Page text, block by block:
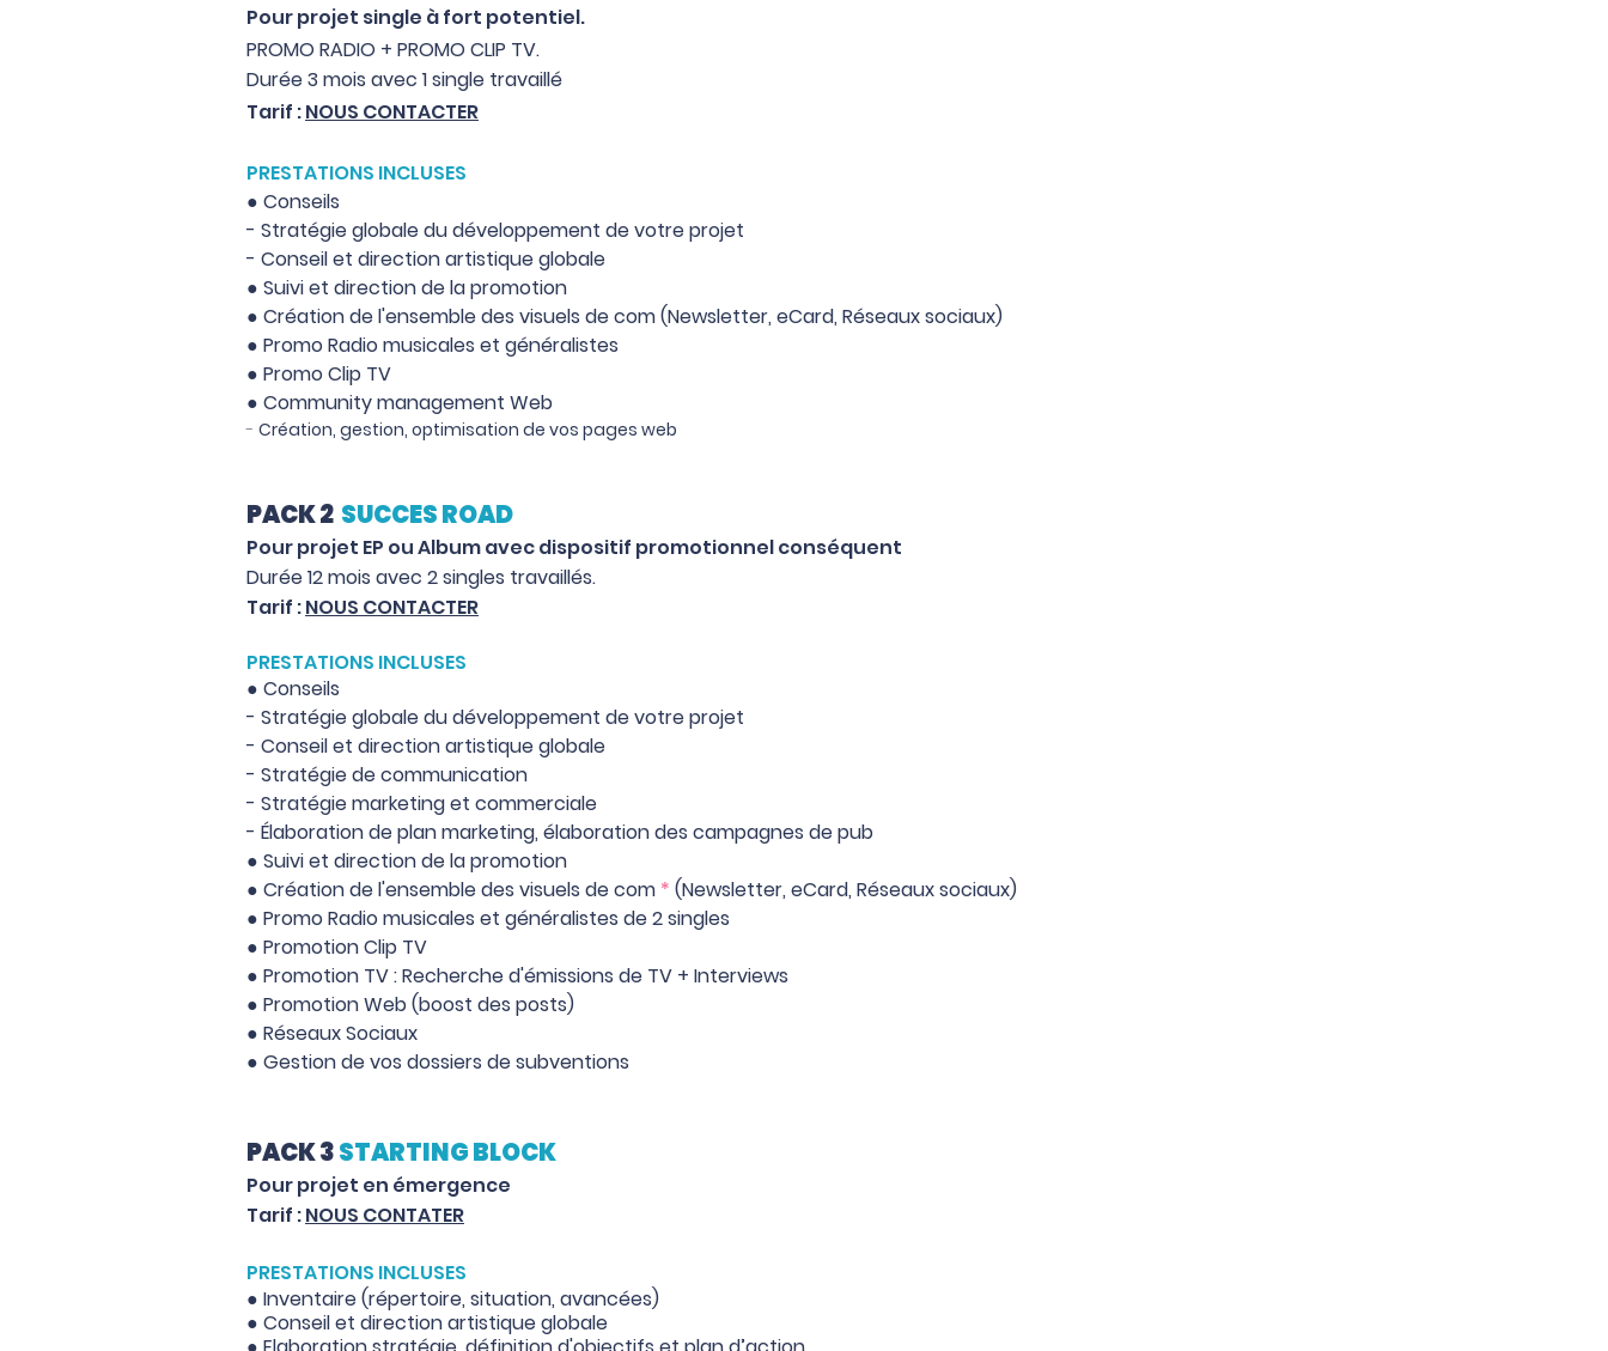
Pour projet single à fort potentiel.
PROMO RADIO + PROMO CLIP TV.
Durée 3 mois avec 1 single travaillé
Tarif :NOUS CONTACTER
PRESTATIONS INCLUSES
● Conseils
- Stratégie globale du développement de votre projet
- Conseil et direction artistique globale
● Suivi et direction de la promotion
● Création de l'ensemble des visuels de com(Newsletter, eCard, Réseaux sociaux)
● Promo Radio musicales et généralistes
● Promo Clip TV
● Community management Web​
- Création, gestion, optimisation de vos pages web
PACK 2 SUCCES ROAD
Pour projet EP ou Albumavec dispositif promotionnel conséquent
Durée 12 mois avec 2 singles travaillés.
Tarif :NOUS CONTACTER
PRESTATIONS INCLUSES
● Conseils
- Stratégie globale du développement de votre projet
- Conseil et direction artistique globale
- Stratégie de communication
- Stratégie marketing et commerciale
- Élaboration de plan marketing, élaboration des campagnes de pub
● Suivi et direction de la promotion
● Création de l'ensemble des visuels de com * (Newsletter, eCard, Réseaux sociaux)
● Promo Radio musicales et généralistes de 2 singles
● Promotion Clip TV
● Promotion TV : Recherche d'émissions de TV + Interviews
● Promotion Web (boost des posts)
● Réseaux Sociaux
● Gestion de vos dossiers de subventions
PACK 3STARTING BLOCK
Pour projet en émergence
Tarif :NOUS CONTATER
PRESTATIONS INCLUSES
● Inventaire (répertoire, situation, avancées)
● Conseil et directionartistique globale